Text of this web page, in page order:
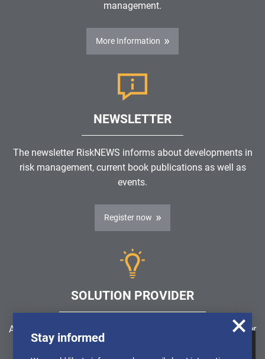
We use cookies to obtain anonymised
management.
More Information
NEWSLETTER
The newsletter RiskNEWS informs about developments in
risk management, current book publications as well as
events.
Register now
SOLUTION PROVIDER
Are you looking for a software solution or a service provider
in the field of risk management, GRC, ICS or ISMS?
Stay informed